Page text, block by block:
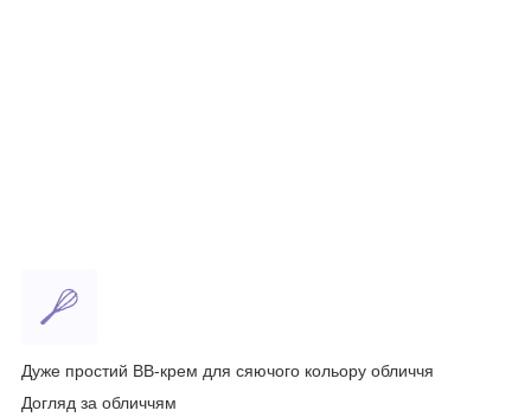
Дуже простий BB-крем для сяючого кольору обличчя
Догляд за обличчям